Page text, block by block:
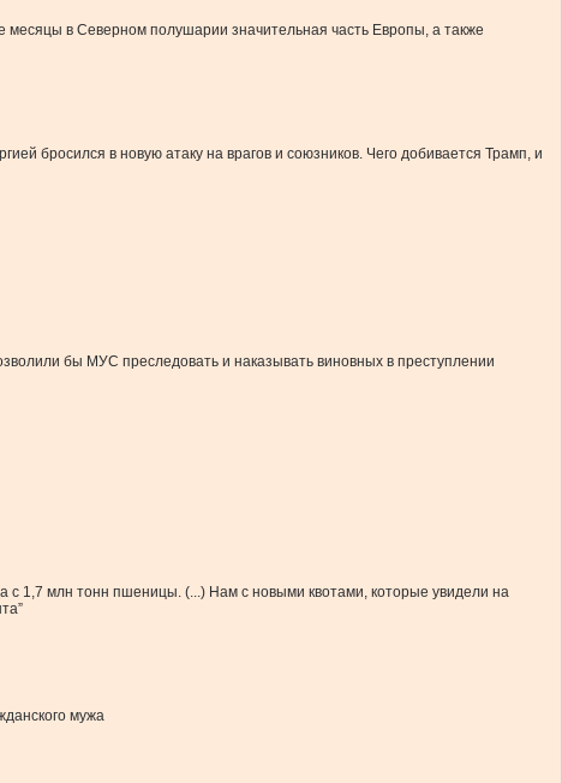
в Северном полушарии значительная часть Европы, а также
бросился в новую атаку на врагов и союзников. Чего добивается Трамп, и
бы МУС преследовать и наказывать виновных в преступлении
с 1,7 млн тонн пшеницы. (...) Нам с новыми квотами, которые увидели на
мужа